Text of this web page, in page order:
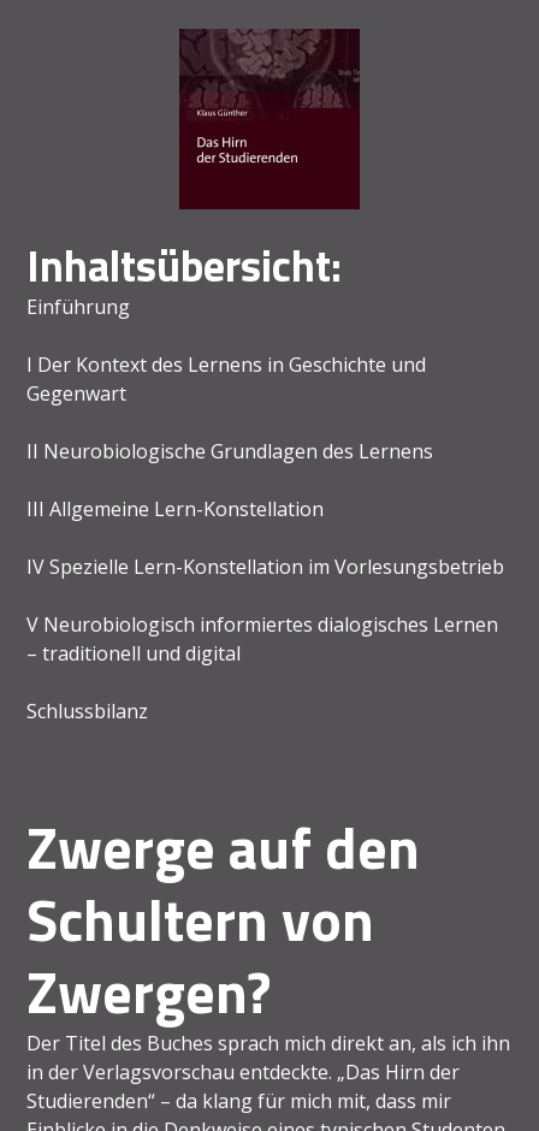
Inhaltsübersicht:
Einführung
I Der Kontext des Lernens in Geschichte und
Gegenwart
II Neurobiologische Grundlagen des Lernens
III Allgemeine Lern-Konstellation
IV Spezielle Lern-Konstellation im Vorlesungsbetrieb
V Neurobiologisch informiertes dialogisches Lernen
– traditionell und digital
Schlussbilanz
Zwerge auf den
Schultern von
Zwergen?
Der Titel des Buches sprach mich direkt an, als ich ihn
in der Verlagsvorschau entdeckte. „Das Hirn der
Studierenden“ – da klang für mich mit, dass mir